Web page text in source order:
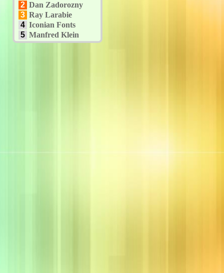
2 Dan Zadorozny
3 Ray Larabie
4 Iconian Fonts
5 Manfred Klein